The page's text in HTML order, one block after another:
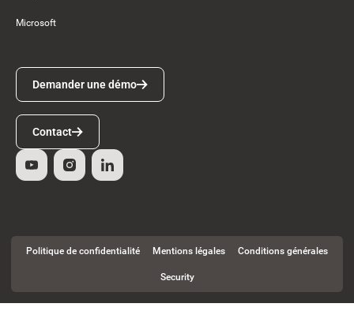
Microsoft
Demander une démo
Demander une démo
Contact
Contact
Politique de confidentialité Mentions légales Conditions générales
Security